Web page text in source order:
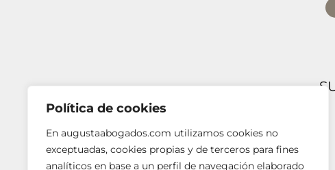
Política de cookies
En augustaabogados.com utilizamos cookies no
exceptuadas, cookies propias y de terceros para fines
analíticos en base a un perfil de navegación elaborado